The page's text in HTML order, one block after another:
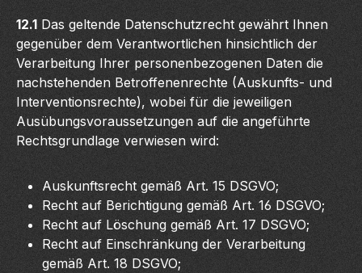
12.1 Das geltende Datenschutzrecht gewährt Ihnen
gegenüber dem Verantwortlichen hinsichtlich der
Verarbeitung Ihrer personenbezogenen Daten die
nachstehenden Betroffenenrechte (Auskunfts- und
Interventionsrechte), wobei für die jeweiligen
Ausübungsvoraussetzungen auf die angeführte
Rechtsgrundlage verwiesen wird:
Auskunftsrecht gemäß Art. 15 DSGVO;
Recht auf Berichtigung gemäß Art. 16 DSGVO;
Recht auf Löschung gemäß Art. 17 DSGVO;
Recht auf Einschränkung der Verarbeitung
gemäß Art. 18 DSGVO;